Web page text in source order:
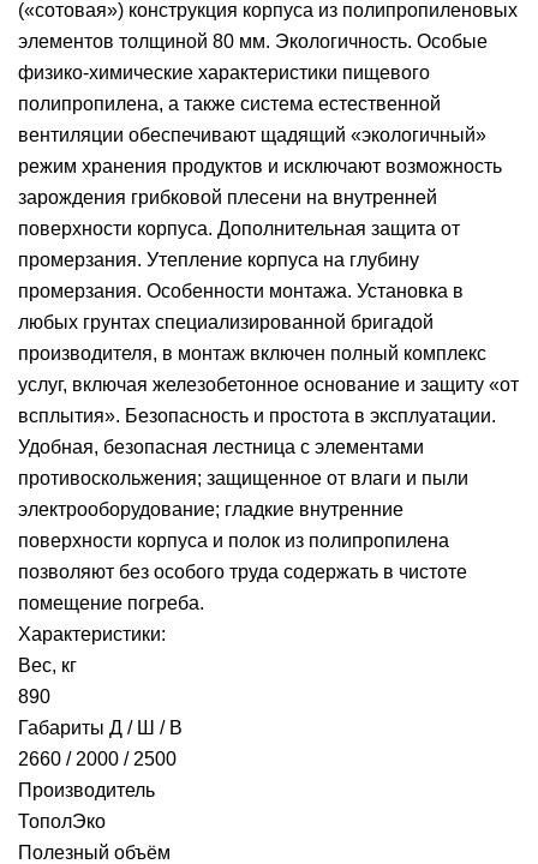
(«сотовая») конструкция корпуса из полипропиленовых
элементов толщиной 80 мм. Экологичность. Особые
физико-химические характеристики пищевого
полипропилена, а также система естественной
вентиляции обеспечивают щадящий «экологичный»
режим хранения продуктов и исключают возможность
зарождения грибковой плесени на внутренней
поверхности корпуса. Дополнительная защита от
промерзания. Утепление корпуса на глубину
промерзания. Особенности монтажа. Установка в
любых грунтах специализированной бригадой
производителя, в монтаж включен полный комплекс
услуг, включая железобетонное основание и защиту «от
всплытия». Безопасность и простота в эксплуатации.
Удобная, безопасная лестница с элементами
противоскольжения; защищенное от влаги и пыли
электрооборудование; гладкие внутренние
поверхности корпуса и полок из полипропилена
позволяют без особого труда содержать в чистоте
помещение погреба.
Характеристики:
Вес, кг
890
Габариты Д / Ш / В
2660 / 2000 / 2500
Производитель
ТополЭко
Полезный объём